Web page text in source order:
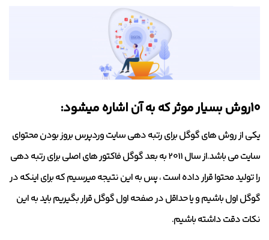
10روش بسیار موثر که به آن اشاره میشود:
یکی از روش های گوگل برای رتبه دهی سایت وردپرس بروز بودن محتوای
سایت می باشد.از سال 2011 به بعد گوگل فاکتور های اصلی برای رتبه دهی
را تولید محتوا قرار داده است ، پس به این نتیجه میرسیم که برای اینکه در
گوگل اول باشیم و یا حداقل در صفحه اول گوگل قرار بگیریم باید به این
نکات دقت داشته باشیم.